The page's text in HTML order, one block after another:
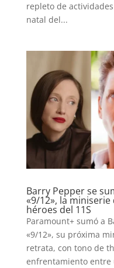
repleto de
natal del...
Barry Pepper se
«9/12», la
héroes del 11S
Paramount+ sumó a
«9/12», su próxima
retrata, con tono de
enfrentamiento entre